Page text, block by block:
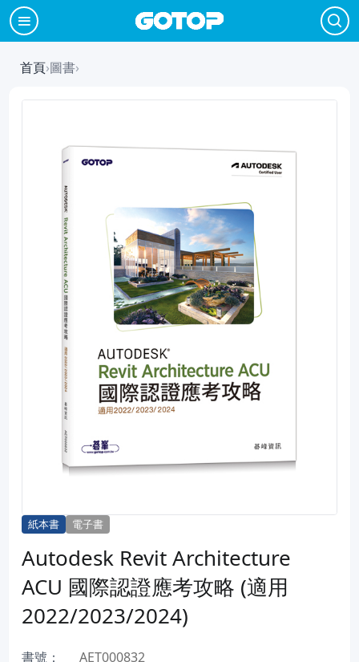
首頁›圖書›
紙本書 電子書
Autodesk Revit Architecture
ACU 國際認證應考攻略 (適用
2022/2023/2024)
書號：
AET000832